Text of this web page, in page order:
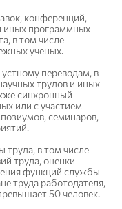
конференций,
иных программных
в том числе
ученых.
переводам, в
трудов и иных
синхронный
или с участием
семинаров,
труда, в том числе
труда, оценки
функций службы
труда работодателя,
50 человек.